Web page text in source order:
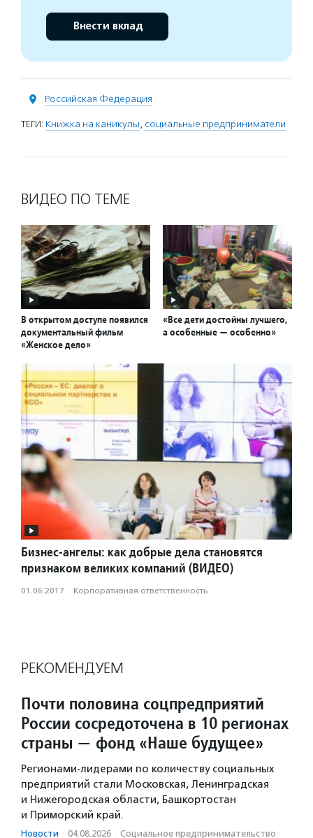
Внести вклад
Российская Федерация
ТЕГИ: Книжка на каникулы, социальные предприниматели
ВИДЕО ПО ТЕМЕ
В открытом доступе появился
документальный фильм
«Женское дело»
«Все дети достойны лучшего,
а особенные — особенно»
Бизнес-ангелы: как добрые дела становятся
признаком великих компаний (ВИДЕО)
01.06.2017 · Корпоративная ответственность
РЕКОМЕНДУЕМ
Почти половина соцпредприятий
России сосредоточена в 10 регионах
страны — фонд «Наше будущее»
Регионами-лидерами по количеству социальных
предприятий стали Московская, Ленинградская
и Нижегородская области, Башкортостан
и Приморский край.
Новости · 04.08.2026 · Социальное предпри­нима­тель­ство